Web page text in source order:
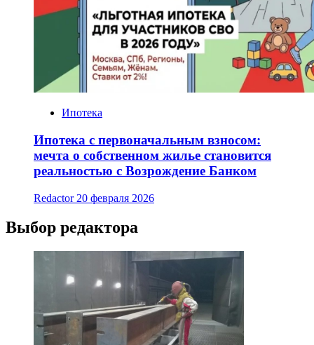
Ипотека
Ипотека с первоначальным взносом:
мечта о собственном жилье становится
реальностью с Возрождение Банком
Redactor 20 февраля 2026
Выбор редактора